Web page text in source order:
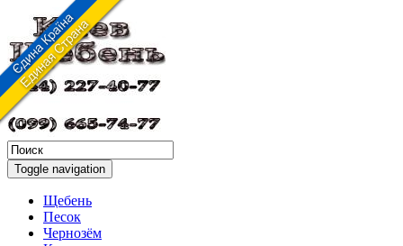
Toggle navigation
Щебень
Песок
Чернозём